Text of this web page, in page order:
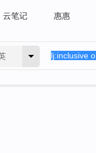
云笔记 惠惠